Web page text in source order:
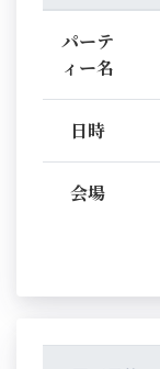
パーテ
ィー名
日時
会場